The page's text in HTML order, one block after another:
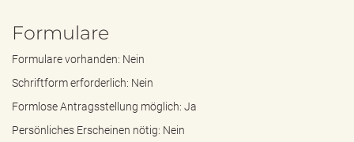
Formulare
Formulare vorhanden: Nein
Schriftform erforderlich: Nein
Formlose Antragsstellung möglich: Ja
Persönliches Erscheinen nötig: Nein